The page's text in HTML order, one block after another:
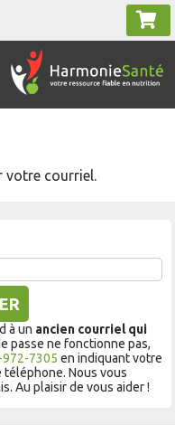
votre courriel.
à un ancien courriel qui
passe ne fonctionne pas,
972-7305 en indiquant votre
Nous vous
Au plaisir de vous aider !